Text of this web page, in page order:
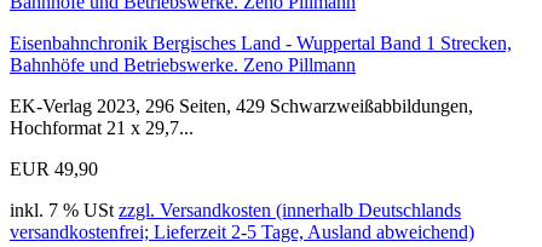
Eisenbahnchronik Bergisches Land - Wuppertal Band 1 Strecken,
Bahnhöfe und Betriebswerke. Zeno Pillmann
EK-Verlag 2023, 296 Seiten, 429 Schwarzweißabbildungen,
Hochformat 21 x 29,7...
EUR 49,90
inkl. 7 % USt zzgl. Versandkosten (innerhalb Deutschlands
versandkostenfrei; Lieferzeit 2-5 Tage, Ausland abweichend)